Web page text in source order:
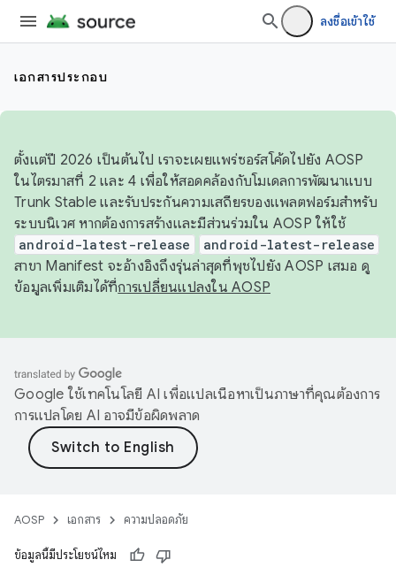
ลงชื่อเข้าใช้
เอกสารประกอบ
ตั้งแต่ปี 2026 เป็นต้นไป เราจะเผยแพร่ซอร์สโค้ดไปยัง AOSP
ในไตรมาสที่ 2 และ 4 เพื่อให้สอดคล้องกับโมเดลการพัฒนาแบบ
Trunk Stable และรับประกันความเสถียรของแพลตฟอร์มสำหรับ
ระบบนิเวศ หากต้องการสร้างและมีส่วนร่วมใน AOSP ให้ใช้
android-latest-release android-latest-release
สาขา Manifest จะอ้างอิงถึงรุ่นล่าสุดที่พุชไปยัง AOSP เสมอ ดู
ข้อมูลเพิ่มเติมได้ที่การเปลี่ยนแปลงใน AOSP
Google ใช้เทคโนโลยี AI เพื่อแปลเนื้อหาเป็นภาษาที่คุณต้องการ
การแปลโดย AI อาจมีข้อผิดพลาด
AOSP เอกสาร ความปลอดภัย
ข้อมูลนี้มีประโยชน์ไหม